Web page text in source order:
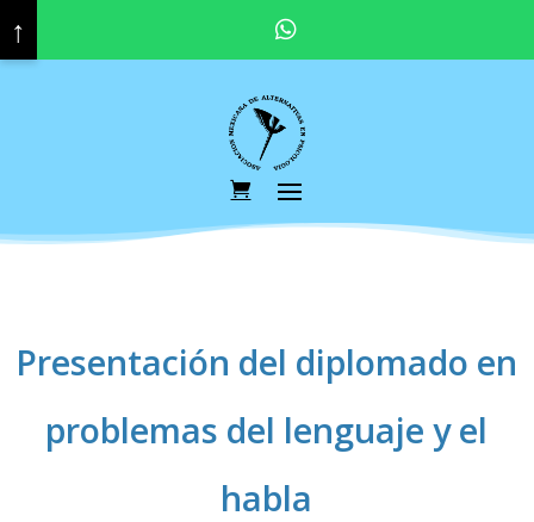
Presentación del diplomado en
problemas del lenguaje y el
habla
↑